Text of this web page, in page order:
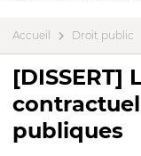
Accueil Droit public
[DISSERT]
publiques